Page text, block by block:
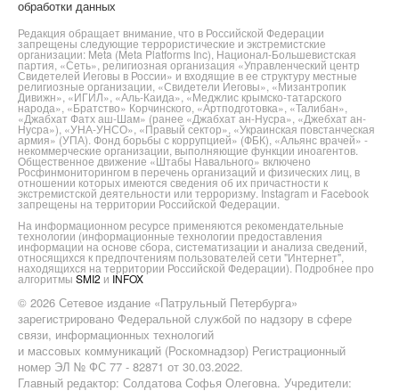
обработки данных
Редакция обращает внимание, что в Российской Федерации
запрещены следующие террористические и экстремистские
организации: Meta (Meta Platforms Inc), Национал-Большевистская
партия, «Сеть», религиозная организация «Управленческий центр
Свидетелей Иеговы в России» и входящие в ее структуру местные
религиозные организации, «Свидетели Иеговы», «Мизантропик
Дивижн», «ИГИЛ», «Аль-Каида», «Меджлис крымско-татарского
народа», «Братство» Корчинского, «Артподготовка», «Талибан»,
«Джабхат Фатх аш-Шам» (ранее «Джабхат ан-Нусра», «Джебхат ан-
Нусра»), «УНА-УНСО», «Правый сектор», «Украинская повстанческая
армия» (УПА). Фонд борьбы с коррупцией» (ФБК), «Альянс врачей» -
некоммерческие организации, выполняющие функции иноагентов.
Общественное движение «Штабы Навального» включено
Росфинмониторингом в перечень организаций и физических лиц, в
отношении которых имеются сведения об их причастности к
экстремистской деятельности или терроризму. Instagram и Facebook
запрещены на территории Российской Федерации.
На информационном ресурсе применяются рекомендательные
технологии (информационные технологии предоставления
информации на основе сбора, систематизации и анализа сведений,
относящихся к предпочтениям пользователей сети "Интернет",
находящихся на территории Российской Федерации). Подробнее про
алгоритмы SMI2 и INFOX
© 2026 Сетевое издание «Патрульный Петербурга»
зарегистрировано Федеральной службой по надзору в сфере
связи, информационных технологий
и массовых коммуникаций (Роскомнадзор) Регистрационный
номер ЭЛ № ФС 77 - 82871 от 30.03.2022.
Главный редактор: Солдатова Софья Олеговна. Учредители: